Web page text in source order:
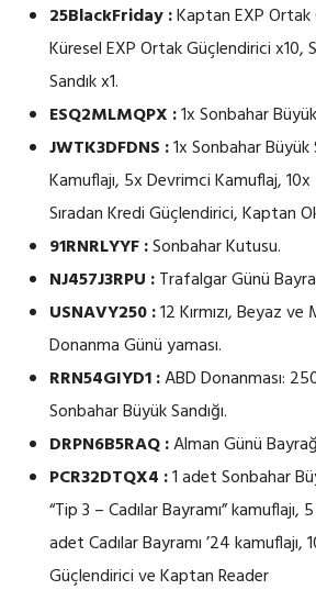
25BlackFriday :Kaptan EXP Ortak
Küresel EXP Ortak Güçlendirici x10,
Sandık x1.
ESQ2MLMQPX :1x Sonbahar
JWTK3DFDNS :1x Sonbahar Büyük
Kamuflajı, 5x Devrimci Kamuflaj, 10x
Sıradan Kredi Güçlendirici, Kaptan
91RNRLYYF :Sonbahar Kutusu.
NJ457J3RPU :Trafalgar Günü
USNAVY250 :12 Kırmızı, Beyaz
Donanma Günü yaması.
RRN54GIYD1 :ABD Donanması:
Sonbahar Büyük Sandığı.
DRPN6B5RAQ :Alman Günü
PCR32DTQX4 :1 adet Sonbahar
“Tip 3 – Cadılar Bayramı” kamuflajı, 5
adet Cadılar Bayramı ’24 kamuflajı,
Güçlendirici ve Kaptan Reader